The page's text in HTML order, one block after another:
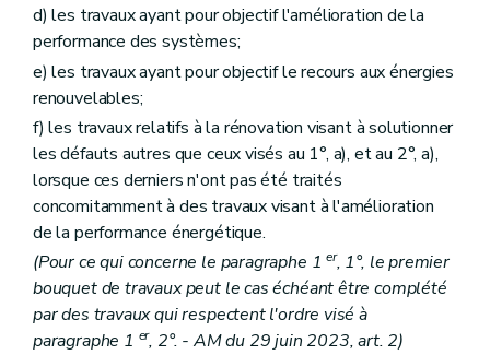
d) les travaux ayant pour objectif l'amélioration de la
performance des systèmes;
e) les travaux ayant pour objectif le recours aux énergies
renouvelables;
f) les travaux relatifs à la rénovation visant à solutionner
les défauts autres que ceux visés au 1°, a), et au 2°, a),
lorsque ces derniers n'ont pas été traités
concomitamment à des travaux visant à l'amélioration
de la performance énergétique.
(Pour ce qui concerne le paragraphe 1er, 1°, le premier
bouquet de travaux peut le cas échéant être complété
par des travaux qui respectent l'ordre visé à
paragraphe 1 er, 2°. - AM du 29 juin 2023, art. 2)